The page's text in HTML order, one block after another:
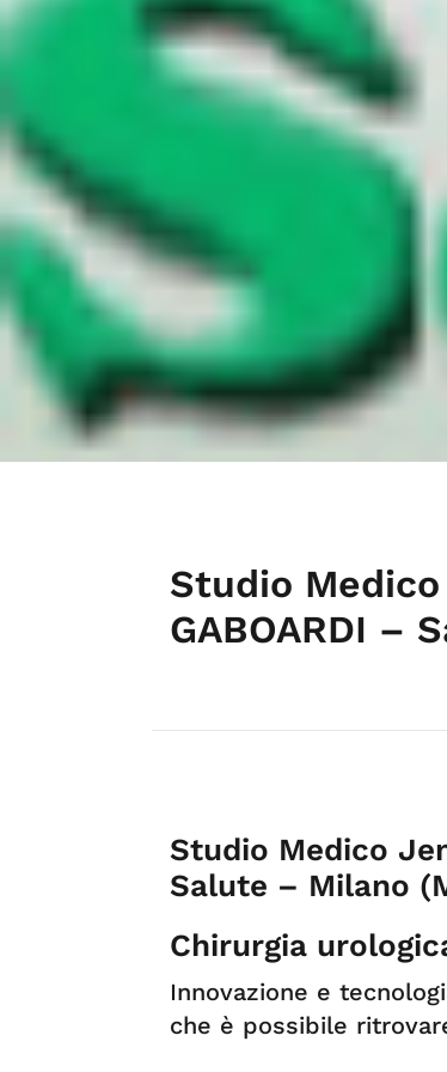
Studio
GABOARDI –
Studio Medico
Salute – Milano
Chirurgia
Innovazione e
che è possibile